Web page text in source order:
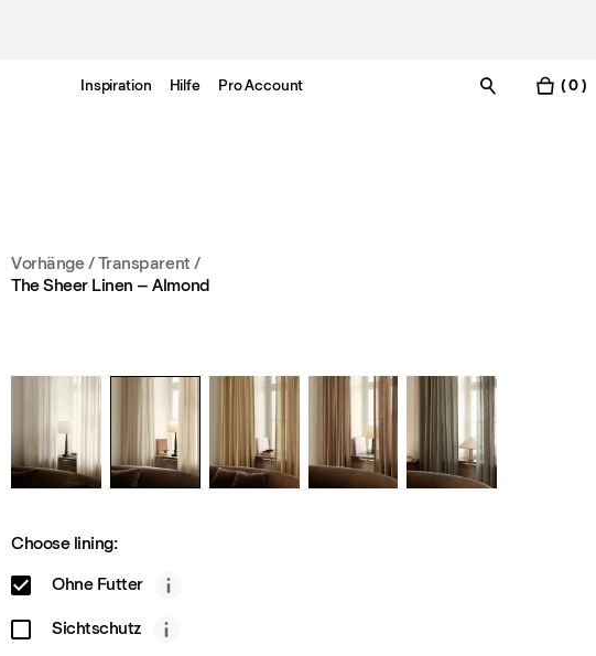
Inspiration Hilfe Pro Account ( 0 )
Vorhänge/Transparent /
The Sheer Linen – Almond
Choose lining:
Ohne Futter
Sichtschutz